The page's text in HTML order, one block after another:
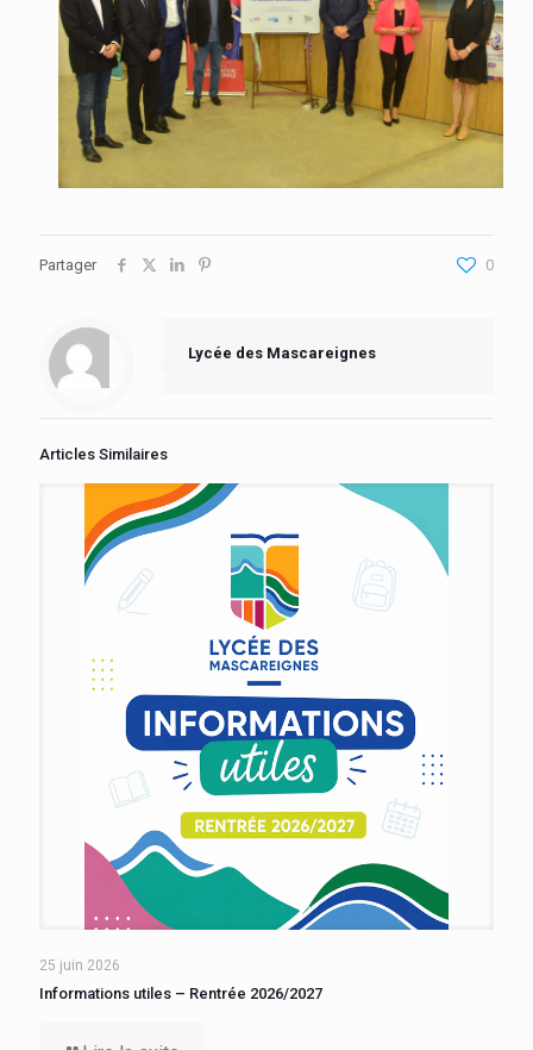
Partager 0
Lycée des Mascareignes
Articles Similaires
25 juin 2026
Informations utiles – Rentrée 2026/2027